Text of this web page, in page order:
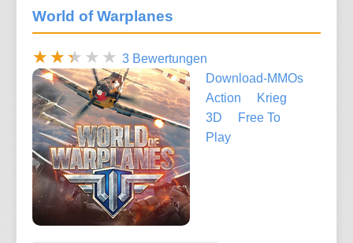
World of Warplanes
3 Bewertungen
Download-MMOs
Action
Krieg
3D
Free To
Play